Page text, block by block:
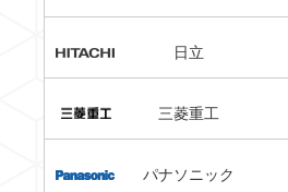
日立
三菱重工
パナソニック